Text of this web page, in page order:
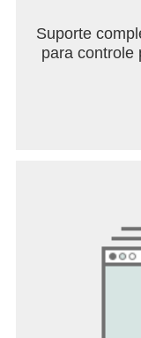
Suporte
para controle